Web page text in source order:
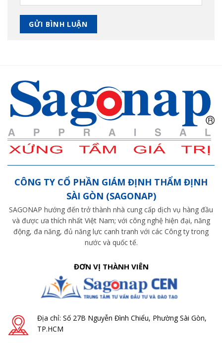
CÔNG TY CỔ PHẦN GIÁM ĐỊNH THẨM ĐỊNH
SÀI GÒN (SAGONAP)
SAGONAP hướng đến trở thành nhà cung cấp dịch vụ hàng đầu
và được ưa thích nhất Việt Nam; với công nghệ hiện đại, năng
động, đa năng, đủ năng lực canh tranh với các Công ty trong
nước và quốc tế.
ĐƠN VỊ THÀNH VIÊN
Địa chỉ: Số 27B Nguyễn Đình Chiểu, Phường Sài Gòn,
TP.HCM